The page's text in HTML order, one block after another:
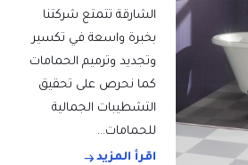
الشارقة تتمتع شركتنا
بخبرة واسعة في تكسير
وتجديد وترميم الحمامات
كما نحرص على تحقيق
التشطيبات الجمالية
للحمامات…
اقرأ المزيد